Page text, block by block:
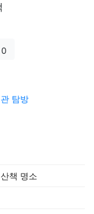
0
탐방
책 명소